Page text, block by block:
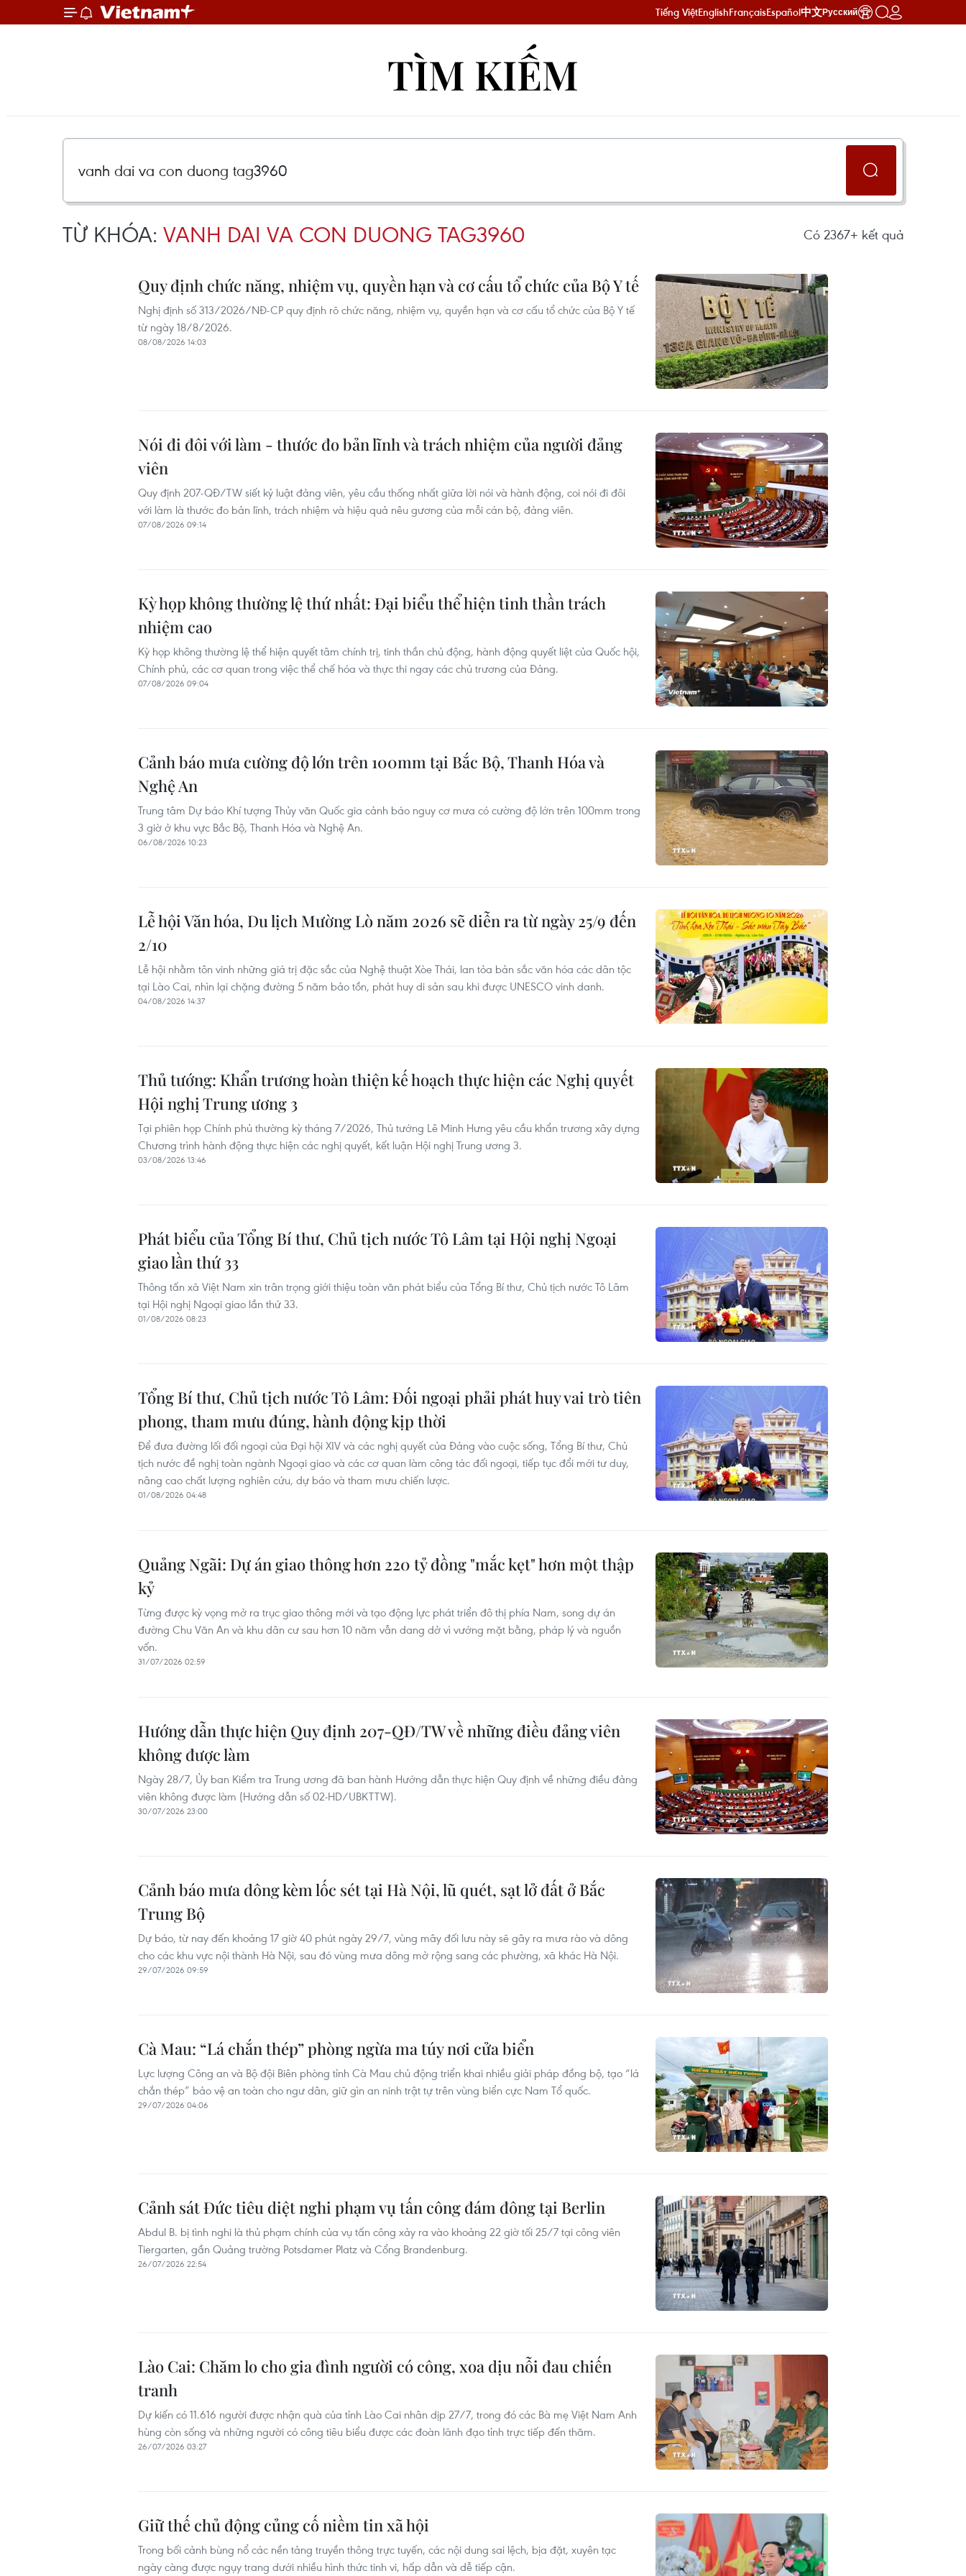
Tiếng ViệtEnglishFrançaisEspañol中文Русский
TÌM KIẾM
TỪ KHÓA: VANH DAI VA CON DUONG TAG3960 Có 2367+ kết quả
Quy định chức năng, nhiệm vụ, quyền hạn và cơ cấu tổ chức của Bộ Y tế
Nghị định số 313/2026/NĐ-CP quy định rõ chức năng, nhiệm vụ, quyền hạn và cơ cấu tổ chức của Bộ Y tế
từ ngày 18/8/2026.
08/08/2026 14:03
Nói đi đôi với làm - thước đo bản lĩnh và trách nhiệm của người đảng
viên
Quy định 207-QĐ/TW siết kỷ luật đảng viên, yêu cầu thống nhất giữa lời nói và hành động, coi nói đi đôi
với làm là thước đo bản lĩnh, trách nhiệm và hiệu quả nêu gương của mỗi cán bộ, đảng viên.
07/08/2026 09:14
Kỳ họp không thường lệ thứ nhất: Đại biểu thể hiện tinh thần trách
nhiệm cao
Kỳ họp không thường lệ thể hiện quyết tâm chính trị, tinh thần chủ động, hành động quyết liệt của Quốc hội,
Chính phủ, các cơ quan trong việc thể chế hóa và thực thi ngay các chủ trương của Đảng.
07/08/2026 09:04
Cảnh báo mưa cường độ lớn trên 100mm tại Bắc Bộ, Thanh Hóa và
Nghệ An
Trung tâm Dự báo Khí tượng Thủy văn Quốc gia cảnh báo nguy cơ mưa có cường độ lớn trên 100mm trong
3 giờ ở khu vực Bắc Bộ, Thanh Hóa và Nghệ An.
06/08/2026 10:23
Lễ hội Văn hóa, Du lịch Mường Lò năm 2026 sẽ diễn ra từ ngày 25/9 đến
2/10
Lễ hội nhằm tôn vinh những giá trị đặc sắc của Nghệ thuật Xòe Thái, lan tỏa bản sắc văn hóa các dân tộc
tại Lào Cai, nhìn lại chặng đường 5 năm bảo tồn, phát huy di sản sau khi được UNESCO vinh danh.
04/08/2026 14:37
Thủ tướng: Khẩn trương hoàn thiện kế hoạch thực hiện các Nghị quyết
Hội nghị Trung ương 3
Tại phiên họp Chính phủ thường kỳ tháng 7/2026, Thủ tướng Lê Minh Hưng yêu cầu khẩn trương xây dựng
Chương trình hành động thực hiện các nghị quyết, kết luận Hội nghị Trung ương 3.
03/08/2026 13:46
Phát biểu của Tổng Bí thư, Chủ tịch nước Tô Lâm tại Hội nghị Ngoại
giao lần thứ 33
Thông tấn xã Việt Nam xin trân trọng giới thiệu toàn văn phát biểu của Tổng Bí thư, Chủ tịch nước Tô Lâm
tại Hội nghị Ngoại giao lần thứ 33.
01/08/2026 08:23
Tổng Bí thư, Chủ tịch nước Tô Lâm: Đối ngoại phải phát huy vai trò tiên
phong, tham mưu đúng, hành động kịp thời
Để đưa đường lối đối ngoại của Đại hội XIV và các nghị quyết của Đảng vào cuộc sống, Tổng Bí thư, Chủ
tịch nước đề nghị toàn ngành Ngoại giao và các cơ quan làm công tác đối ngoại, tiếp tục đổi mới tư duy,
nâng cao chất lượng nghiên cứu, dự báo và tham mưu chiến lược.
01/08/2026 04:48
Quảng Ngãi: Dự án giao thông hơn 220 tỷ đồng "mắc kẹt" hơn một thập
kỷ
Từng được kỳ vọng mở ra trục giao thông mới và tạo động lực phát triển đô thị phía Nam, song dự án
đường Chu Văn An và khu dân cư sau hơn 10 năm vẫn dang dở vì vướng mặt bằng, pháp lý và nguồn
vốn.
31/07/2026 02:59
Hướng dẫn thực hiện Quy định 207-QĐ/TW về những điều đảng viên
không được làm
Ngày 28/7, Ủy ban Kiểm tra Trung ương đã ban hành Hướng dẫn thực hiện Quy định về những điều đảng
viên không được làm (Hướng dẫn số 02-HD/UBKTTW).
30/07/2026 23:00
Cảnh báo mưa dông kèm lốc sét tại Hà Nội, lũ quét, sạt lở đất ở Bắc
Trung Bộ
Dự báo, từ nay đến khoảng 17 giờ 40 phút ngày 29/7, vùng mây đối lưu này sẽ gây ra mưa rào và dông
cho các khu vực nội thành Hà Nội, sau đó vùng mưa dông mở rộng sang các phường, xã khác Hà Nội.
29/07/2026 09:59
Cà Mau: “Lá chắn thép” phòng ngừa ma túy nơi cửa biển
Lực lượng Công an và Bộ đội Biên phòng tỉnh Cà Mau chủ động triển khai nhiều giải pháp đồng bộ, tạo “lá
chắn thép” bảo vệ an toàn cho ngư dân, giữ gìn an ninh trật tự trên vùng biển cực Nam Tổ quốc.
29/07/2026 04:06
Cảnh sát Đức tiêu diệt nghi phạm vụ tấn công đám đông tại Berlin
Abdul B. bị tình nghi là thủ phạm chính của vụ tấn công xảy ra vào khoảng 22 giờ tối 25/7 tại công viên
Tiergarten, gần Quảng trường Potsdamer Platz và Cổng Brandenburg.
26/07/2026 22:54
Lào Cai: Chăm lo cho gia đình người có công, xoa dịu nỗi đau chiến
tranh
Dự kiến có 11.616 người được nhận quà của tỉnh Lào Cai nhân dịp 27/7, trong đó các Bà mẹ Việt Nam Anh
hùng còn sống và những người có công tiêu biểu được các đoàn lãnh đạo tỉnh trực tiếp đến thăm.
26/07/2026 03:27
Giữ thế chủ động củng cố niềm tin xã hội
Trong bối cảnh bùng nổ các nền tảng truyền thông trực tuyến, các nội dung sai lệch, bịa đặt, xuyên tạc
ngày càng được ngụy trang dưới nhiều hình thức tinh vi, hấp dẫn và dễ tiếp cận.